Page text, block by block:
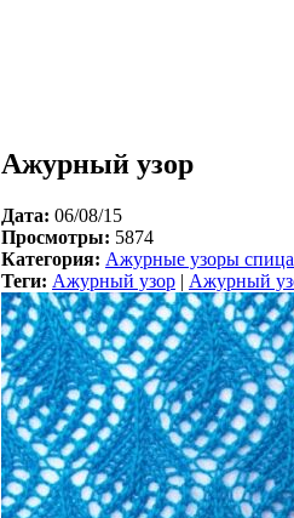
Ажурный узор
Дата: 06/08/15
Просмотры: 5874
Категория: Ажурные узоры
Теги: Ажурный узор | Ажурный